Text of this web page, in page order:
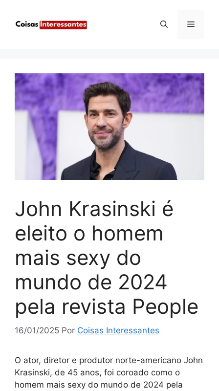
Menu
John Krasinski é
eleito o homem
mais sexy do
mundo de 2024
pela revista People
16/01/2025 Por Coisas Interessantes
O ator, diretor e produtor norte-americano John
Krasinski, de 45 anos, foi coroado como o
homem mais sexy do mundo de 2024 pela